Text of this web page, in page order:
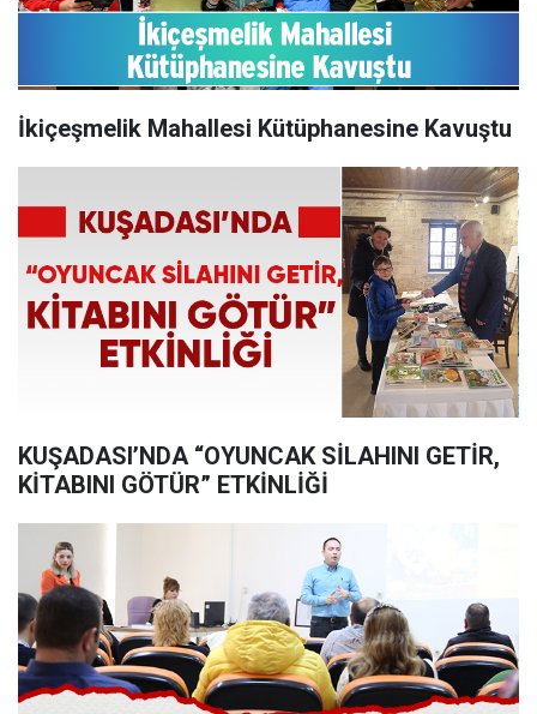
İkiçeşmelik Mahallesi Kütüphanesine Kavuştu
KUŞADASI’NDA “OYUNCAK SİLAHINI GETİR,
KİTABINI GÖTÜR” ETKİNLİĞİ